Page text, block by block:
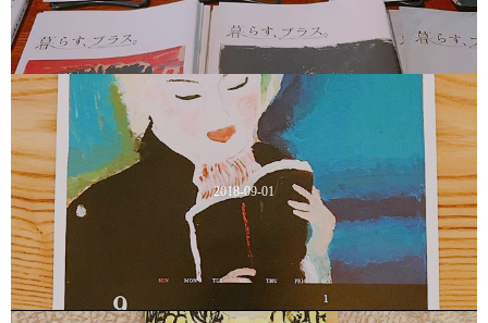
2018-09-01